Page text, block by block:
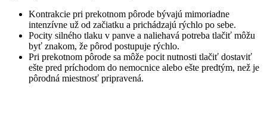
Kontrakcie pri prekotnom pôrode bývajú mimoriadne
intenzívne už od začiatku a prichádzajú rýchlo po sebe.
Pocity silného tlaku v panve a naliehavá potreba tlačiť môžu
byť znakom, že pôrod postupuje rýchlo.
Pri prekotnom pôrode sa môže pocit nutnosti tlačiť dostaviť
ešte pred príchodom do nemocnice alebo ešte predtým, než je
pôrodná miestnosť pripravená.